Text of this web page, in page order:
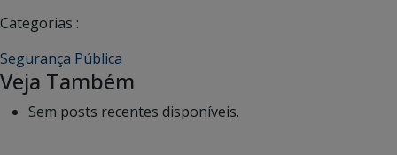
Categorias :
Segurança Pública
Veja Também
Sem posts recentes disponíveis.